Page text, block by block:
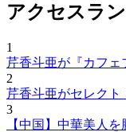
アクセスラ
1
芹香斗亜が『カフ
2
芹香斗亜がセレクト
3
【中国】中華美人